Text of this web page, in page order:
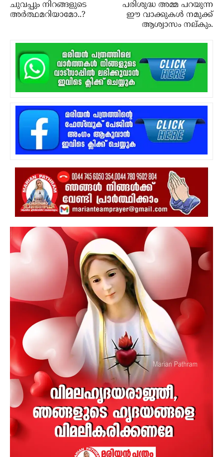
ചുവപ്പും നിറങ്ങളുടെ
അര്‍ത്ഥമറിയാമോ..?
പരിശുദ്ധ അമ്മ പറയുന്ന
ഈ വാക്കുകള്‍ നമുക്ക്
ആശ്വാസം നല്കും.